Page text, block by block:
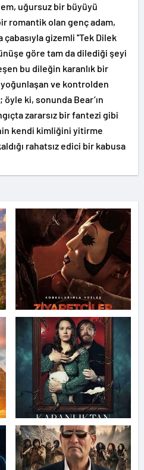
uğursuz bir büyüyü
romantik olan genç adam,
gizemli ''Tek Dilek
göre tam da dilediği şeyi
bu dileğin karanlık bir
ve kontrolden
ki, sonunda Bear’ın
zararsız bir fantezi gibi
kendi kimliğini yitirme
rahatsız edici bir kabusa